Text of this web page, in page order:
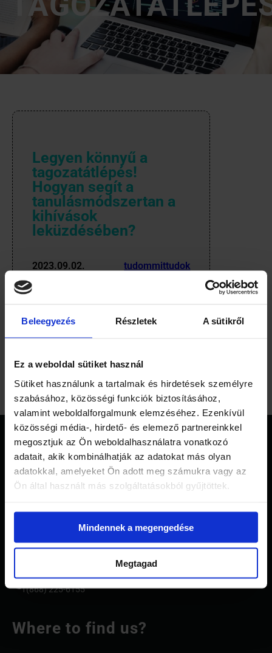
Beleegyezés Részletek A sütikről
Ez a weboldal sütiket használ
Sütiket használunk a tartalmak és hirdetések személyre
szabásához, közösségi funkciók biztosításához,
valamint weboldalforgalmunk elemzéséhez. Ezenkívül
közösségi média-, hirdető- és elemező partnereinkkel
megosztjuk az Ön weboldalhasználatra vonatkozó
adatait, akik kombinálhatják az adatokat más olyan
adatokkal, amelyeket Ön adott meg számukra vagy az
Ön által használt más szolgáltatásokból gyűjtöttek.
Mindennek a megengedése
Megtagad
Legyen könnyű a
tagozatátlépés!
Hogyan segít a
tanulásmódszertan a
kihívások
leküzdésében?
2023.09.02.
tudommittudok
felsőből középfokú iskolába való
átlépés.…
Legyen
könnyű
a
tagozatátlépés!
Hogyan
segít
a
tanulásmódszertan
a
leküzdésében?
Contact Us
Lorem ipsum dolor sit amet, consectetur adipiscing elit
1(868) 225-6155
Where to find us?